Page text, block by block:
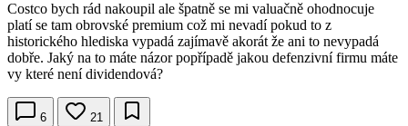
Costco bych rád nakoupil ale špatně se mi valuačně ohodnocuje
platí se tam obrovské premium což mi nevadí pokud to z
historického hlediska vypadá zajímavě akorát že ani to nevypadá
dobře. Jaký na to máte názor popřípadě jakou defenzivní firmu máte
vy které není dividendová?
6 21